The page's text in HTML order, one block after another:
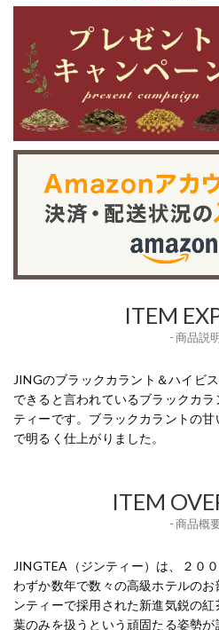
ITEM
- 商品説
JINGのブラックカラント＆ハイビ
できると言われているブラックカ
ティーです。ブラックカラントの
で明るく仕上がりました。
ITEM
- 商品概
JINGTEA（ジンティー）は、２０
わずか数年で数々の高級ホテルの
ンティーで採用された新進気鋭の
葉のみを扱うという頑固たる姿勢